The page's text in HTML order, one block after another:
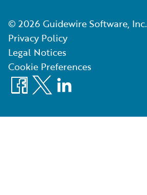
© 2026 Guidewire Software, Inc.
Privacy Policy
Legal Notices
Cookie Preferences
Facebook
X LinkedIn